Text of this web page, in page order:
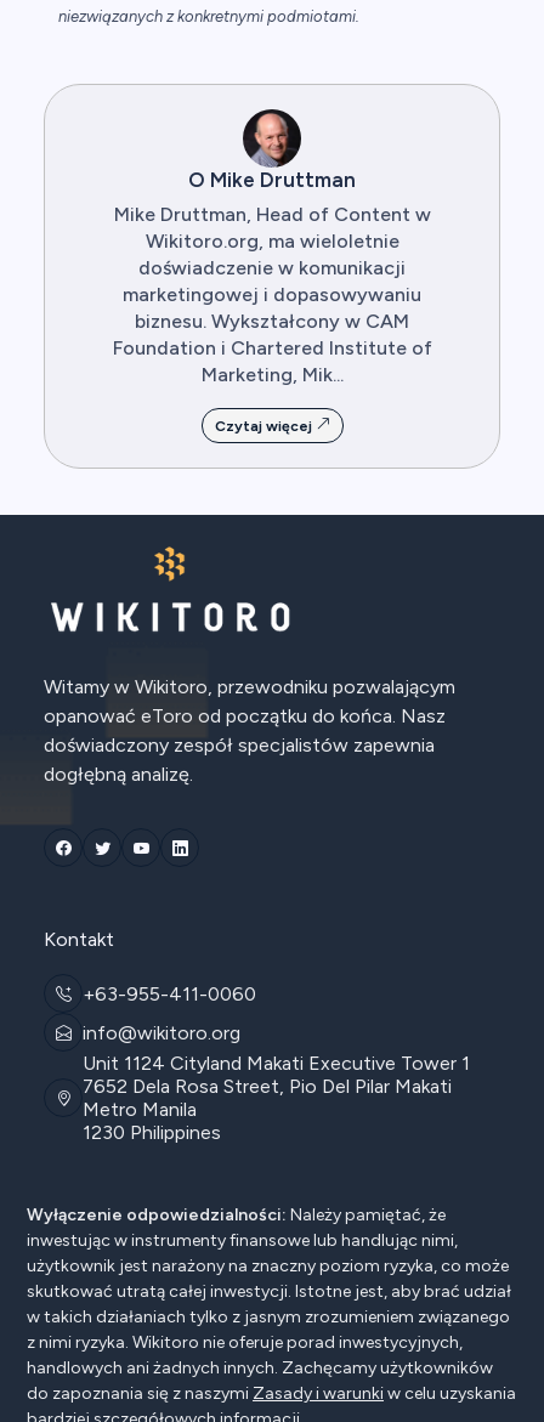
niezwiązanych z konkretnymi podmiotami.
O Mike Druttman
Mike Druttman, Head of Content w
Wikitoro.org, ma wieloletnie
doświadczenie w komunikacji
marketingowej i dopasowywaniu
biznesu. Wykształcony w CAM
Foundation i Chartered Institute of
Marketing, Mik...
Czytaj więcej
Witamy w Wikitoro, przewodniku pozwalającym
opanować eToro od początku do końca. Nasz
doświadczony zespół specjalistów zapewnia
dogłębną analizę.
Kontakt
+63-955-411-0060
info@wikitoro.org
Unit 1124 Cityland Makati Executive Tower 1
7652 Dela Rosa Street, Pio Del Pilar Makati
Metro Manila
1230 Philippines
Wyłączenie odpowiedzialności: Należy pamiętać, że
inwestując w instrumenty finansowe lub handlując nimi,
użytkownik jest narażony na znaczny poziom ryzyka, co może
skutkować utratą całej inwestycji. Istotne jest, aby brać udział
w takich działaniach tylko z jasnym zrozumieniem związanego
z nimi ryzyka. Wikitoro nie oferuje porad inwestycyjnych,
handlowych ani żadnych innych. Zachęcamy użytkowników
do zapoznania się z naszymi Zasady i warunkiw celu uzyskania